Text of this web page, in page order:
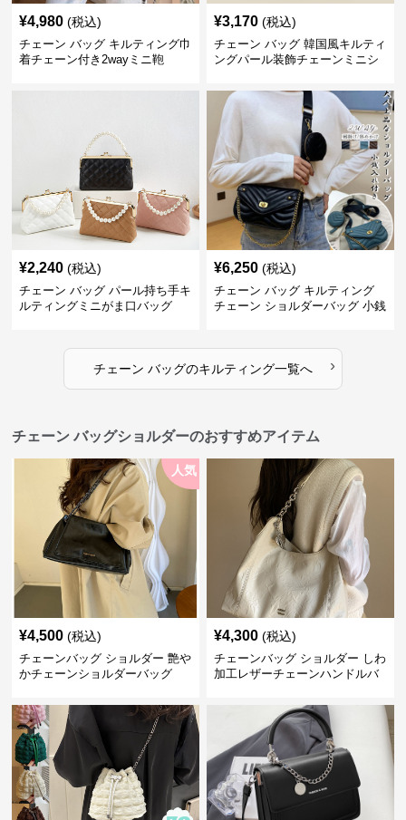
¥4,980 (税込)
チェーン バッグ キルティング巾
着チェーン付き2wayミニ鞄
¥3,170 (税込)
チェーン バッグ 韓国風キルティ
ングパール装飾チェーンミニシ
¥2,240 (税込)
チェーン バッグ パール持ち手キ
ルティングミニがま口バッグ
¥6,250 (税込)
チェーン バッグ キルティング
チェーン ショルダーバッグ 小銭
チェーン バッグのキルティング一覧へ ›
チェーン バッグショルダーのおすすめアイテム
人気
¥4,500 (税込)
チェーンバッグ ショルダー 艶や
かチェーンショルダーバッグ
¥4,300 (税込)
チェーンバッグ ショルダー しわ
加工レザーチェーンハンドルバ